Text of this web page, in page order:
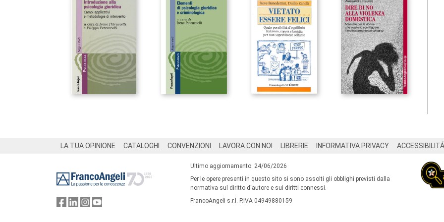
LA TUA OPINIONE CATALOGHI CONVENZIONI LAVORA CON NOI LIBRERIE INFORMATIVA PRIVACY ACCESSIBILITÁ
Ultimo aggiornamento: 24/06/2026
Per le opere presenti in questo sito si sono assolti gli obblighi previsti dalla
normativa sul diritto d'autore e sui diritti connessi.
FrancoAngeli s.r.l. P.IVA 04949880159